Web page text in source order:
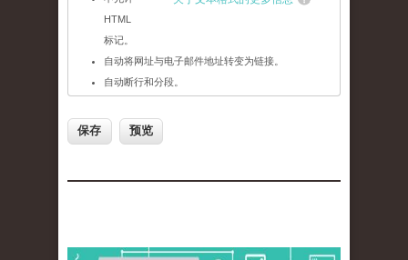
HTML
标记。
自动将网址与电子邮件地址转变为链接。
自动断行和分段。